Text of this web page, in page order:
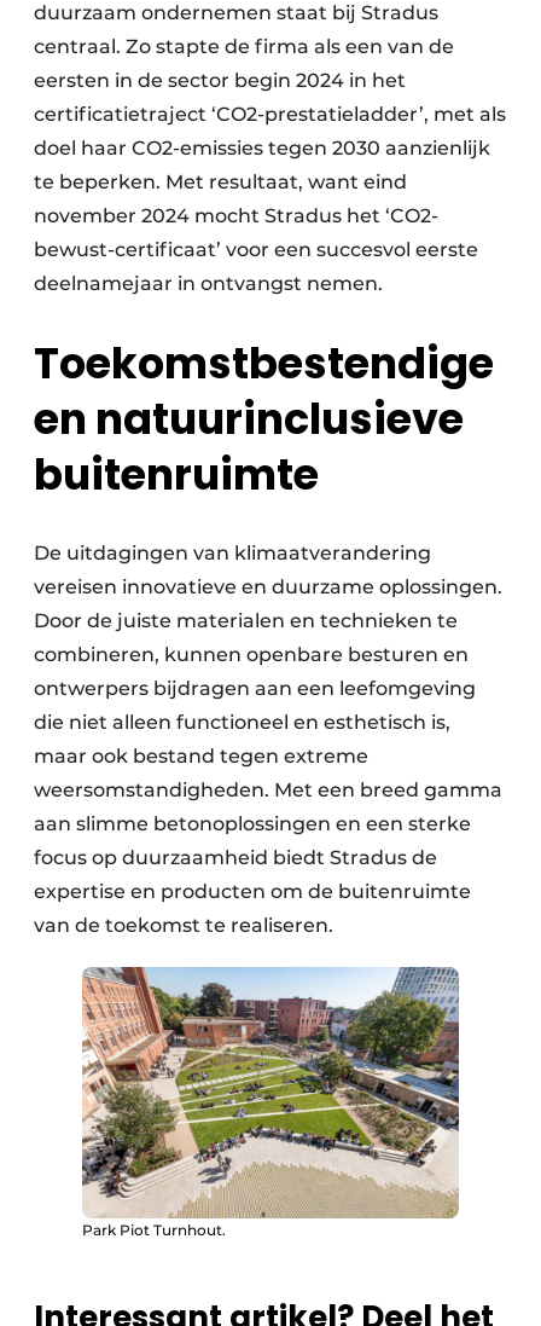
duurzaam ondernemen staat bij Stradus
centraal. Zo stapte de firma als een van de
eersten in de sector begin 2024 in het
certificatietraject ‘CO2-prestatieladder’, met als
doel haar CO2-emissies tegen 2030 aanzienlijk
te beperken. Met resultaat, want eind
november 2024 mocht Stradus het ‘CO2-
bewust-certificaat’ voor een succesvol eerste
deelnamejaar in ontvangst nemen.
Toekomstbestendige
en natuurinclusieve
buitenruimte
De uitdagingen van klimaatverandering
vereisen innovatieve en duurzame oplossingen.
Door de juiste materialen en technieken te
combineren, kunnen openbare besturen en
ontwerpers bijdragen aan een leefomgeving
die niet alleen functioneel en esthetisch is,
maar ook bestand tegen extreme
weersomstandigheden. Met een breed gamma
aan slimme betonoplossingen en een sterke
focus op duurzaamheid biedt Stradus de
expertise en producten om de buitenruimte
van de toekomst te realiseren.
Park Piot Turnhout.